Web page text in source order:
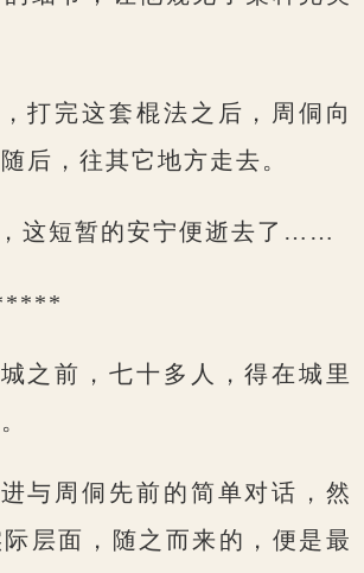
打完这套棍法之后，周侗向
后，往其它地方走去。
这短暂的安宁便逝去了……
之前，七十多人，得在城里
与周侗先前的简单对话，然
层面，随之而来的，便是最